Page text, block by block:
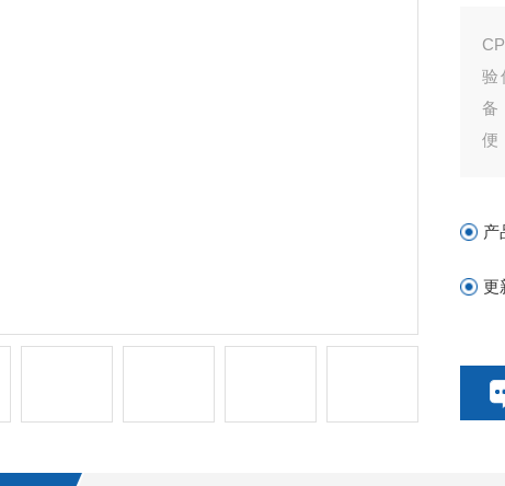
验
备
便
产
更